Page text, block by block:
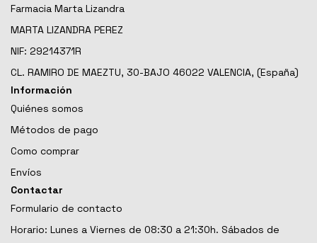
Farmacia Marta Lizandra
MARTA LIZANDRA PEREZ
NIF: 29214371R
CL. RAMIRO DE MAEZTU, 30-BAJO 46022 VALENCIA, (España)
Información
Quiénes somos
Métodos de pago
Como comprar
Envíos
Contactar
Formulario de contacto
Horario: Lunes a Viernes de 08:30 a 21:30h. Sábados de